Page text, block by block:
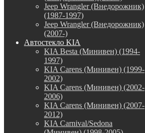
Jeep Wrangler (Внедорожник)
(1987-1997)
Jeep Wrangler (Внедорожник)
(2007-)
Автостекло KIA
KIA Besta (Минивен) (1994-
1997)
KIA Carens (Минивен) (1999-
2002)
KIA Carens (Минивен) (2002-
2006)
KIA Carens (Минивен) (2007-
2012)
KIA Carnival/Sedona